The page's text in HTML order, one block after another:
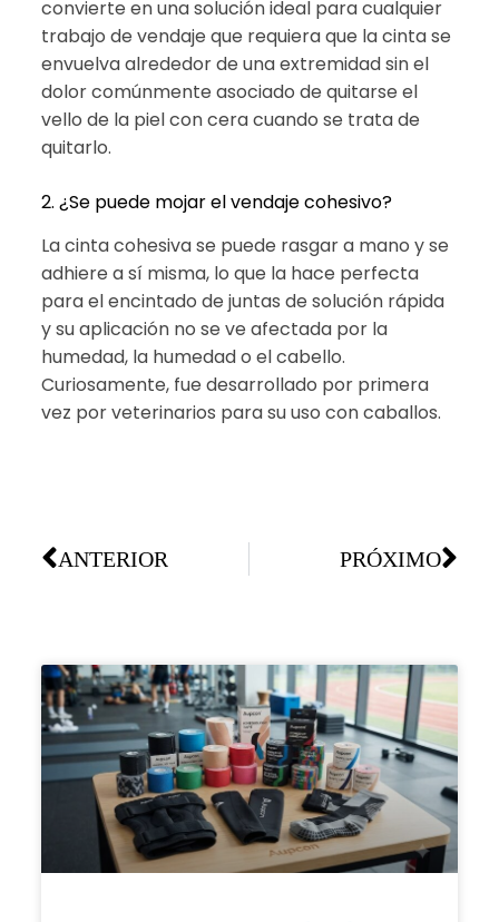
convierte en una solución ideal para cualquier
trabajo de vendaje que requiera que la cinta se
envuelva alrededor de una extremidad sin el
dolor comúnmente asociado de quitarse el
vello de la piel con cera cuando se trata de
quitarlo.
2. ¿Se puede mojar el vendaje cohesivo?
La cinta cohesiva se puede rasgar a mano y se
adhiere a sí misma, lo que la hace perfecta
para el encintado de juntas de solución rápida
y su aplicación no se ve afectada por la
humedad, la humedad o el cabello.
Curiosamente, fue desarrollado por primera
vez por veterinarios para su uso con caballos.
ANTERIOR PRÓXIMO